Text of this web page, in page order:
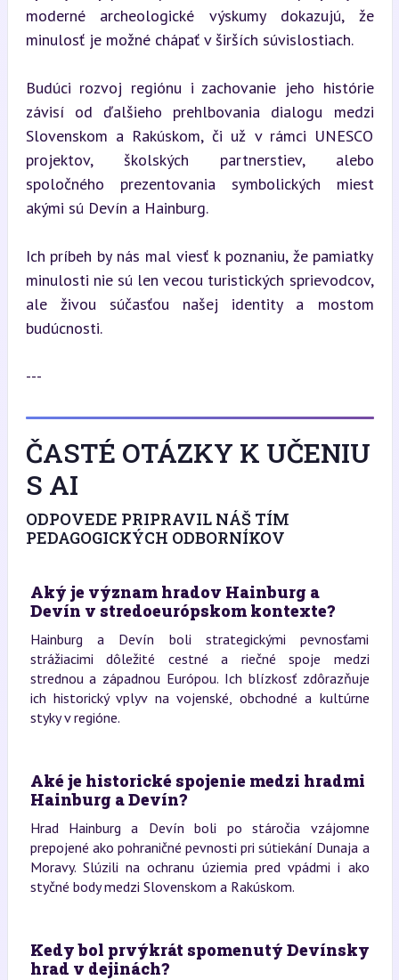
moderné archeologické výskumy dokazujú, že
minulosť je možné chápať v širších súvislostiach.
Budúci rozvoj regiónu i zachovanie jeho histórie
závisí od ďalšieho prehlbovania dialogu medzi
Slovenskom a Rakúskom, či už v rámci UNESCO
projektov, školských partnerstiev, alebo
spoločného prezentovania symbolických miest
akými sú Devín a Hainburg.
Ich príbeh by nás mal viesť k poznaniu, že pamiatky
minulosti nie sú len vecou turistických sprievodcov,
ale živou súčasťou našej identity a mostom
budúcnosti.
---
ČASTÉ OTÁZKY K UČENIU
S AI
ODPOVEDE PRIPRAVIL NÁŠ TÍM
PEDAGOGICKÝCH ODBORNÍKOV
Aký je význam hradov Hainburg a
Devín v stredoeurópskom kontexte?
Hainburg a Devín boli strategickými pevnosťami
strážiacimi dôležité cestné a riečné spoje medzi
strednou a západnou Európou. Ich blízkosť zdôrazňuje
ich historický vplyv na vojenské, obchodné a kultúrne
styky v regióne.
Aké je historické spojenie medzi hradmi
Hainburg a Devín?
Hrad Hainburg a Devín boli po stáročia vzájomne
prepojené ako pohraničné pevnosti pri sútiekání Dunaja a
Moravy. Slúzili na ochranu úziemia pred vpádmi i ako
styčné body medzi Slovenskom a Rakúskom.
Kedy bol prvýkrát spomenutý Devínsky
hrad v dejinách?